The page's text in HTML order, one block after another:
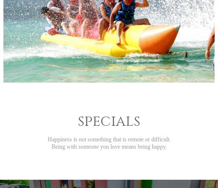
specials
Happiness is not something that is remote or difficult.
Being with someone you love means being happy.